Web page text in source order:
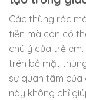
Các thùng rác
tiễn mà còn có
chú ý của trẻ em.
trên bề mặt
sự quan tâm của
này không chỉ